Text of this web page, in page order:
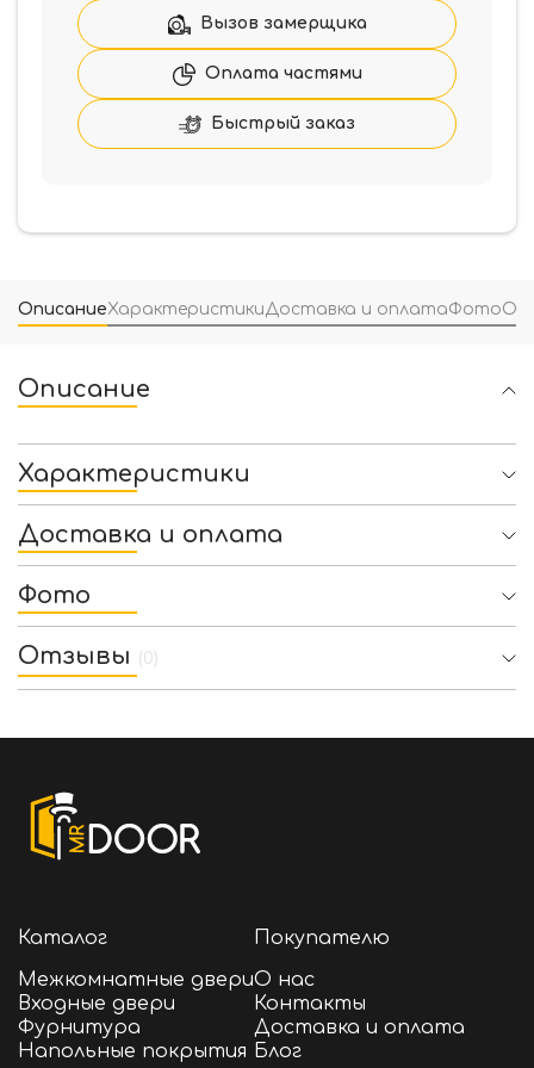
(50128/NS/I)
Вызов замерщика
Оплата частями
Быстрый заказ
ОписаниеХарактеристикиДоставка и оплатаФото
Описание
Характеристики
Доставка и оплата
Фото
Отзывы (0)
Каталог
Межкомнатные двери
Входные двери
Фурнитура
Напольные покрытия
Покупателю
О нас
Контакты
Доставка и оплата
Блог